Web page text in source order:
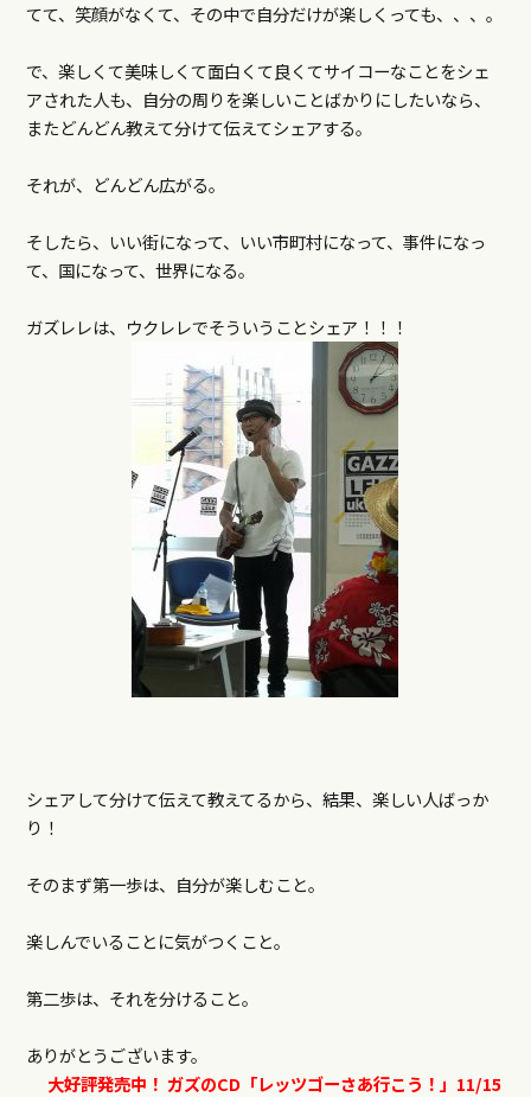
てて、笑顔がなくて、その中で自分だけが楽しくっても、、、。
で、楽しくて美味しくて面白くて良くてサイコーなことをシェ
アされた人も、自分の周りを楽しいことばかりにしたいなら、
またどんどん教えて分けて伝えてシェアする。
それが、どんどん広がる。
そしたら、いい街になって、いい市町村になって、事件になっ
て、国になって、世界になる。
ガズレレは、ウクレレでそういうことシェア！！！
シェアして分けて伝えて教えてるから、結果、楽しい人ばっか
り！
そのまず第一歩は、自分が楽しむこと。
楽しんでいることに気がつくこと。
第二歩は、それを分けること。
ありがとうございます。
大好評発売中！ ガズのCD「レッツゴーさあ行こう！」11/15